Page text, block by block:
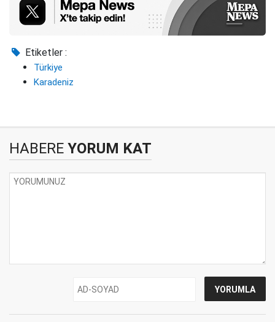
Etiketler :
Türkiye
Karadeniz
HABERE YORUM KAT